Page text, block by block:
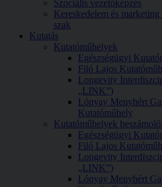
Szociális vezetőképzés
Kereskedelem és
szak
Kutatás
Kutatóműhelyek
Egészségügyi
Filó Lajos
Longevity
„LINK”)
Lónyay Menyhért
Kutatóműhely
Kutatóműhelyek beszámolói
Egészségügyi
Filó Lajos
Longevity
„LINK”)
Lónyay Menyhért